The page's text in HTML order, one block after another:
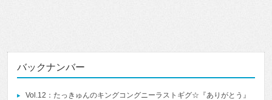
バックナンバー
Vol.12：たっきゅんのキングコングニーラストギグ☆『ありがとう』